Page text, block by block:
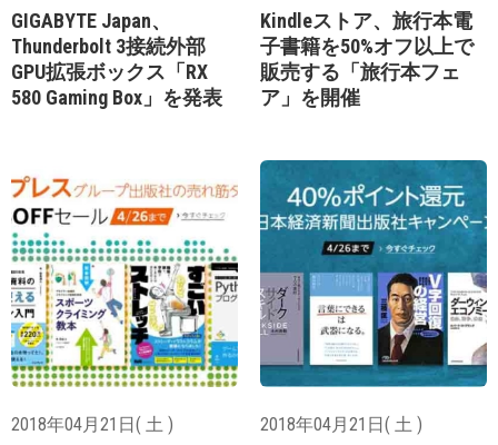
GIGABYTE Japan、
Thunderbolt 3接続外部
GPU拡張ボックス「RX
580 Gaming Box」を発表
Kindleストア、旅行本電
子書籍を50%オフ以上で
販売する「旅行本フェ
ア」を開催
2018年04月21日( 土 ) 2018年04月21日( 土 )